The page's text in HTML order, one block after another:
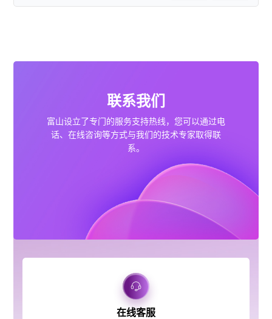
联系我们
富山设立了专门的服务支持热线，您可以通过电
话、在线咨询等方式与我们的技术专家取得联
系。
在线客服